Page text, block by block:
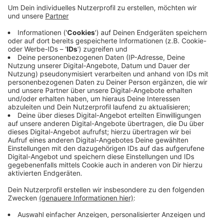
Umweltpolitik, Familienberatung oder
Jahresbeginn hat das Haus auf ehrenamtlichen
Einsatz gesetzt. Auf Dauer sei das aber nicht
möglich, sagt Geschäftsführerin Lea Heuser.
Deswegen sei man jetzt auf Spenden angewiesen.
Damit soll auch das sanierungsbedürftige Gebäude
restauriert werden.
Veröffentlicht:Montag, 12.08.2019 12:23
Anzeige
Anzeige